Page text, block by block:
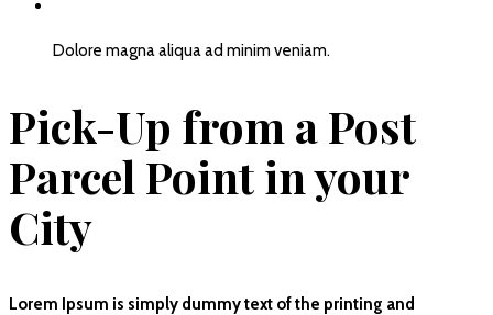
Dolore magna aliqua ad minim veniam.
Pick-Up from a Post
Parcel Point in your
City
Lorem Ipsum is simply dummy text of the printing and